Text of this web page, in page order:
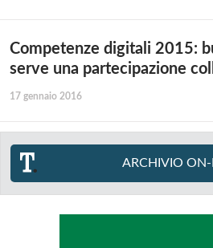
Competenze digitali 2015:
serve una partecipazione
17 gennaio 2016
ARCHIVIO ON-